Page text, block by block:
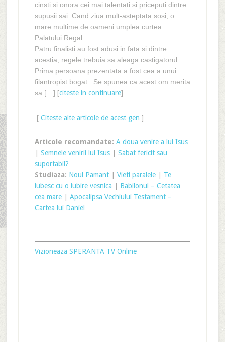
cinsti si onora cei mai talentati si priceputi dintre
supusii sai. Cand ziua mult-asteptata sosi, o
mare multime de oameni umplea curtea
Palatului Regal.
Patru finalisti au fost adusi in fata si dintre
acestia, regele trebuia sa aleaga castigatorul.
Prima persoana prezentata a fost cea a unui
filantropist bogat. Se spunea ca acest om merita
sa […] [citeste in continuare]
[ Citeste alte articole de acest gen ]
Articole recomandate: A doua venire a lui Isus
Semnele venirii lui Isus| Sabat fericit sau
suportabil?
Studiaza: Noul Pamant| Vieti paralele| Te
iubesc cu o iubire vesnica
Babilonul – Cetatea
cea mare| Apocalipsa Vechiului Testament –
Cartea lui Daniel
Vizioneaza SPERANTA TV Online